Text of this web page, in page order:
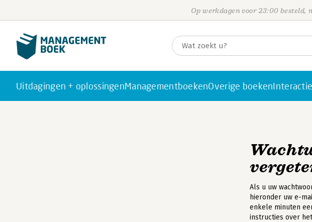
Op werkdagen voor 23:00 besteld,
Uitdagingen + oplossingenManagementboekenOverige boeken
Als u uw
hieronder uw e-
enkele minuten
instructies over